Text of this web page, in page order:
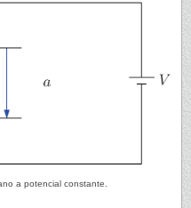
a potencial constante.